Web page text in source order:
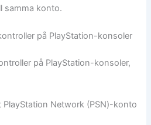
samma konto.
på PlayStation-konsoler
på PlayStation-konsoler,
PlayStation Network (PSN)-konto